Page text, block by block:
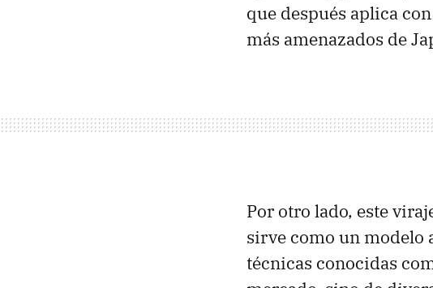
que después aplica
más amenazados de
Por otro lado, este
sirve como un modelo
técnicas conocidas